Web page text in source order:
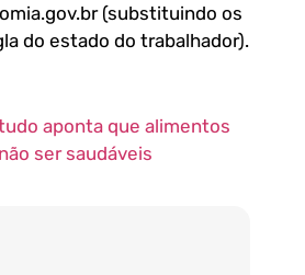
(substituindo os
do estado do trabalhador).
aponta que alimentos
ser saudáveis